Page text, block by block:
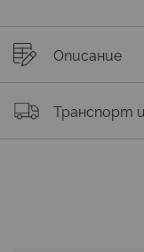
Описание
Транспорт